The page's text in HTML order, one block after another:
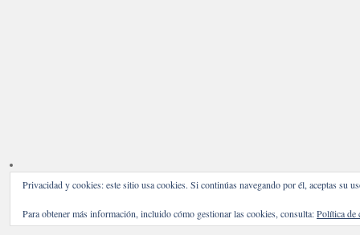
Privacidad y cookies: este sitio usa cookies. Si continúas navegando por él, aceptas su
Para obtener más información, incluido cómo gestionar las cookies, consulta:Política de